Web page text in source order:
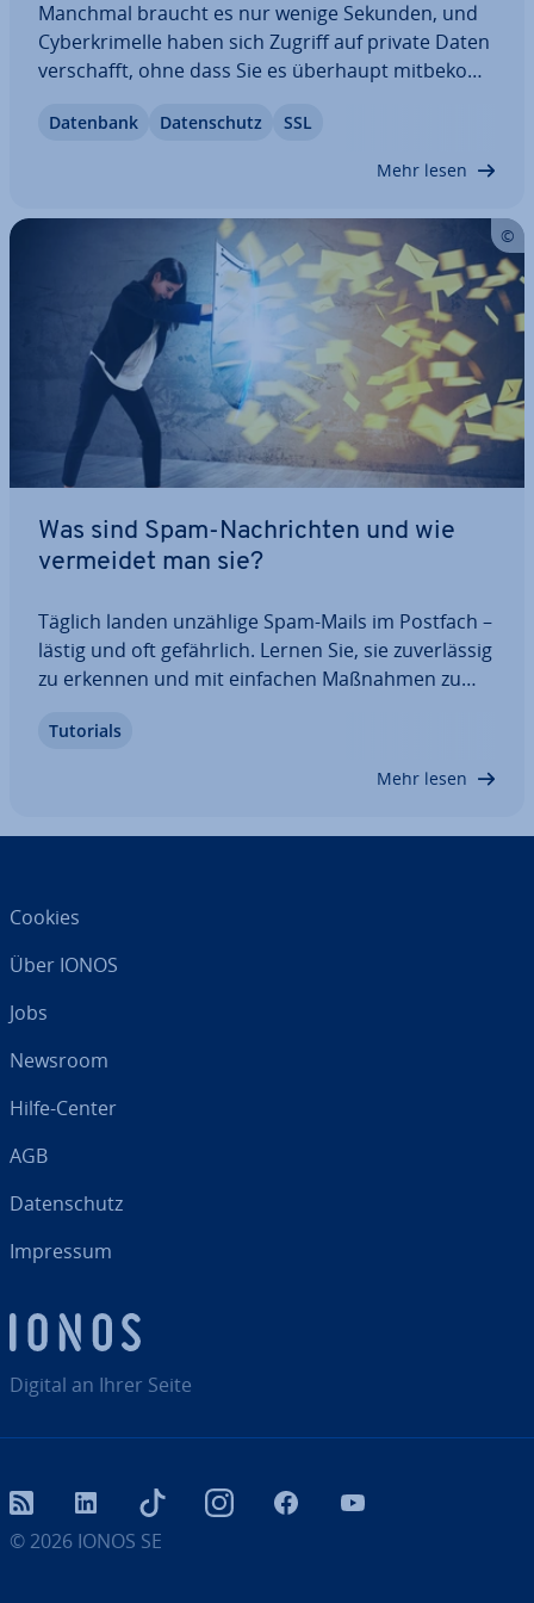
Manchmal braucht es nur wenige Sekunden, und
Cy­ber­kri­mel­le haben sich Zugriff auf private Daten
ver­schafft, ohne dass Sie es überhaupt mit­be­kom­
Kennwort der einzige Schutz­me­cha­nis­mus beim
Login von Online-Diensten – und viel zu oft…
Datenbank Da­ten­schutz SSL
Mehr lesen
Was sind Spam-Nach­rich­ten und wie
vermeidet man sie?
Täglich landen unzählige Spam-Mails im Postfach –
lästig und oft ge­fähr­lich. Lernen Sie, sie zu­ver­läs­sig
zu erkennen und mit einfachen Maßnahmen zu
Tutorials
Mehr lesen
Digital an Ihrer Seite
Cookies
Über IONOS
Jobs
Newsroom
Hilfe-Center
AGB
Da­ten­schutz
Impressum
© 2026 IONOS SE
RSS LinkedIn tiktok InstagramFacebook